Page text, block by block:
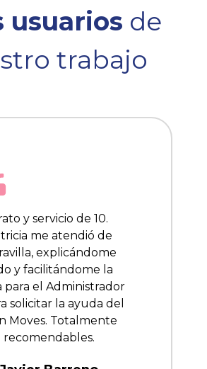
usuarios de
trabajo
y servicio de 10.
me atendió de
explicándome
y facilitándome la
para el Administrador
solicitar la ayuda del
Moves. Totalmente
recomendables.